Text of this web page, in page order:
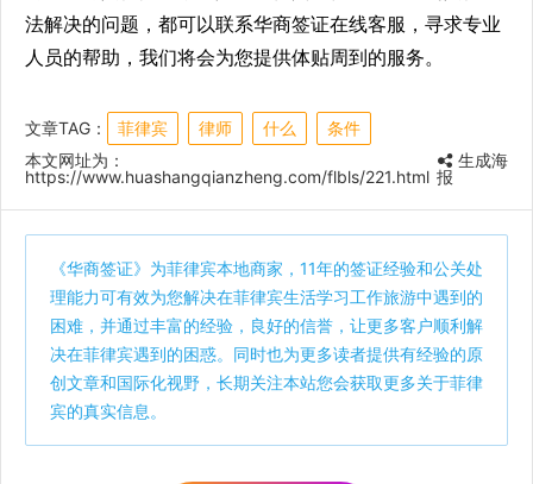
法解决的问题，都可以联系华商签证在线客服，寻求专业
人员的帮助，我们将会为您提供体贴周到的服务。
文章TAG： 菲律宾 律师 什么
条件
本文网址为：
https://www.huashangqianzheng.com/flbls/221.html
生成海
报
《华商签证》为菲律宾本地商家，11年的签证经验和公关处
理能力可有效为您解决在菲律宾生活学习工作旅游中遇到的
困难，并通过丰富的经验，良好的信誉，让更多客户顺利解
决在菲律宾遇到的困惑。同时也为更多读者提供有经验的原
创文章和国际化视野，长期关注本站您会获取更多关于菲律
宾的真实信息。